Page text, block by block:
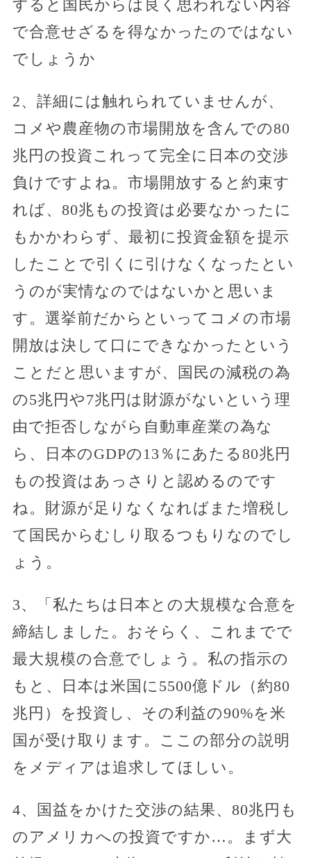
すると国民からは良く思われない内容
で合意せざるを得なかったのではない
でしょうか
2、詳細には触れられていませんが、
コメや農産物の市場開放を含んでの80
兆円の投資これって完全に日本の交渉
負けですよね。市場開放すると約束す
れば、80兆もの投資は必要なかったに
もかかわらず、最初に投資金額を提示
したことで引くに引けなくなったとい
うのが実情なのではないかと思いま
す。選挙前だからといってコメの市場
開放は決して口にできなかったという
ことだと思いますが、国民の減税の為
の5兆円や7兆円は財源がないという理
由で拒否しながら自動車産業の為な
ら、日本のGDPの13％にあたる80兆円
もの投資はあっさりと認めるのです
ね。財源が足りなくなればまた増税し
て国民からむしり取るつもりなのでし
ょう。
3、「私たちは日本との大規模な合意を
締結しました。おそらく、これまでで
最大規模の合意でしょう。私の指示の
もと、日本は米国に5500億ドル（約80
兆円）を投資し、その利益の90%を米
国が受け取ります。ここの部分の説明
をメディアは追求してほしい。
4、国益をかけた交渉の結果、80兆円も
のアメリカへの投資ですか…。まず大